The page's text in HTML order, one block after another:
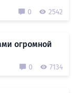
0 2542
огромной
0 7134